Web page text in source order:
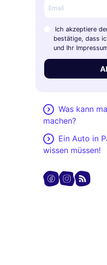
Ich akzeptiere
bestätige, dass
und Ihr
Was kann
machen?
Ein Auto in
wissen müssen!